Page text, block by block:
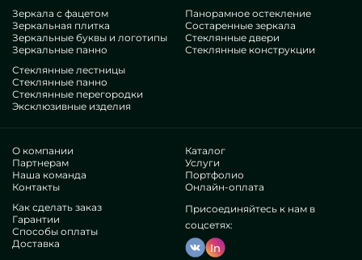
придать им гламура, индивидуальности, наверняка
предпочтите наши предложения, от дизайн-проекта
двухкомнатной квартиры в стиле современной классики на
принадлежностей.
Гордость нашей фирмы
В нашем составе — инженеры чрезвычайно разнотипных
специальностей. У всех потрясающий профессионализм, что
обрадует даже суровых контрагентов. Постоянно трудятся
над оттачиванием собственных способностей,
ситуациях. Подготовят и обустроят дизайн-проект 2-
комнатной квартиры в стиле современная классика на
Петровском пр-те, 22 под ключ.
Зеркала с фацетом
Зеркальная плитка
Зеркальные буквы и логотипы
Зеркальные панно
Панорамное остекление
Состаренные зеркала
Стеклянные двери
Стеклянные конструкции
Стеклянные лестницы
Стеклянные панно
Стеклянные перегородки
Эксклюзивные изделия
О компании
Партнерам
Наша команда
Контакты
Каталог
Услуги
Портфолио
Онлайн-оплата
Как сделать заказ
Гарантии
Способы оплаты
Доставка
Присоединяйтесь к нам в
соцсетях:
In